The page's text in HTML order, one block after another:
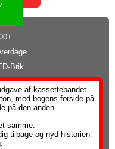
Brik
af kassettebåndet.
med bogens forside på
på den anden.
samme.
tilbage og nyd historien